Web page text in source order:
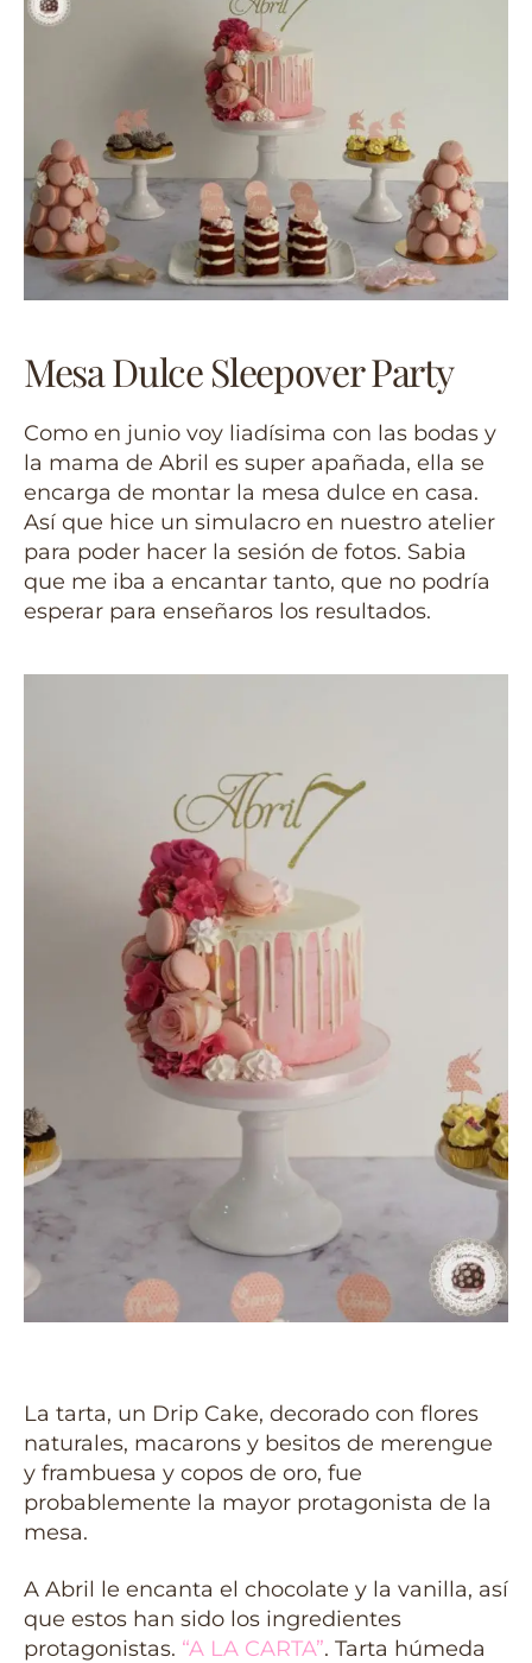
Mesa Dulce Sleepover Party
Como en junio voy liadísima con las bodas y
la mama de Abril es super apañada, ella se
encarga de montar la mesa dulce en casa.
Así que hice un simulacro en nuestro atelier
para poder hacer la sesión de fotos. Sabia
que me iba a encantar tanto, que no podría
esperar para enseñaros los resultados.
La tarta, un Drip Cake, decorado con flores
naturales, macarons y besitos de merengue
y frambuesa y copos de oro, fue
probablemente la mayor protagonista de la
mesa.
A Abril le encanta el chocolate y la vanilla, así
que estos han sido los ingredientes
protagonistas. “A LA CARTA”. Tarta húmeda